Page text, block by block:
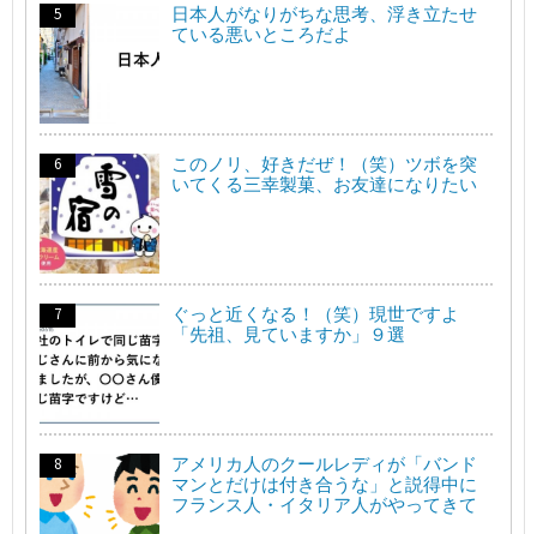
日本人がなりがちな思考、浮き立たせ
ている悪いところだよ
このノリ、好きだぜ！（笑）ツボを突
いてくる三幸製菓、お友達になりたい
ぐっと近くなる！（笑）現世ですよ
「先祖、見ていますか」９選
アメリカ人のクールレディが「バンド
マンとだけは付き合うな」と説得中に
フランス人・イタリア人がやってきて